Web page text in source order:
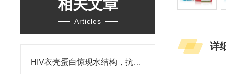
相关文章
Articles
HIV衣壳蛋白惊现水结构，抗艾药物新思路
详